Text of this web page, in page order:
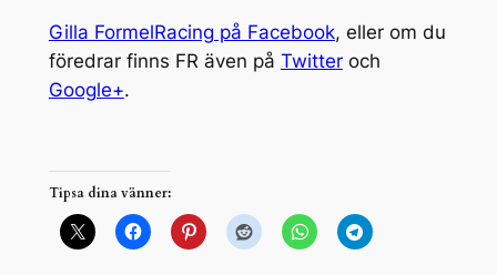
Gilla FormelRacing på Facebook, eller om du
föredrar finns FR även på Twitteroch
Google+.
Tipsa dina vänner: